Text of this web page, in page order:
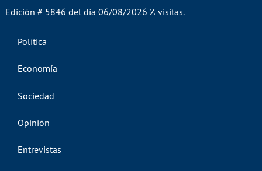
Edición # 5846 del día 06/08/2026 visitas.
Política
Economía
Sociedad
Opinión
Entrevistas